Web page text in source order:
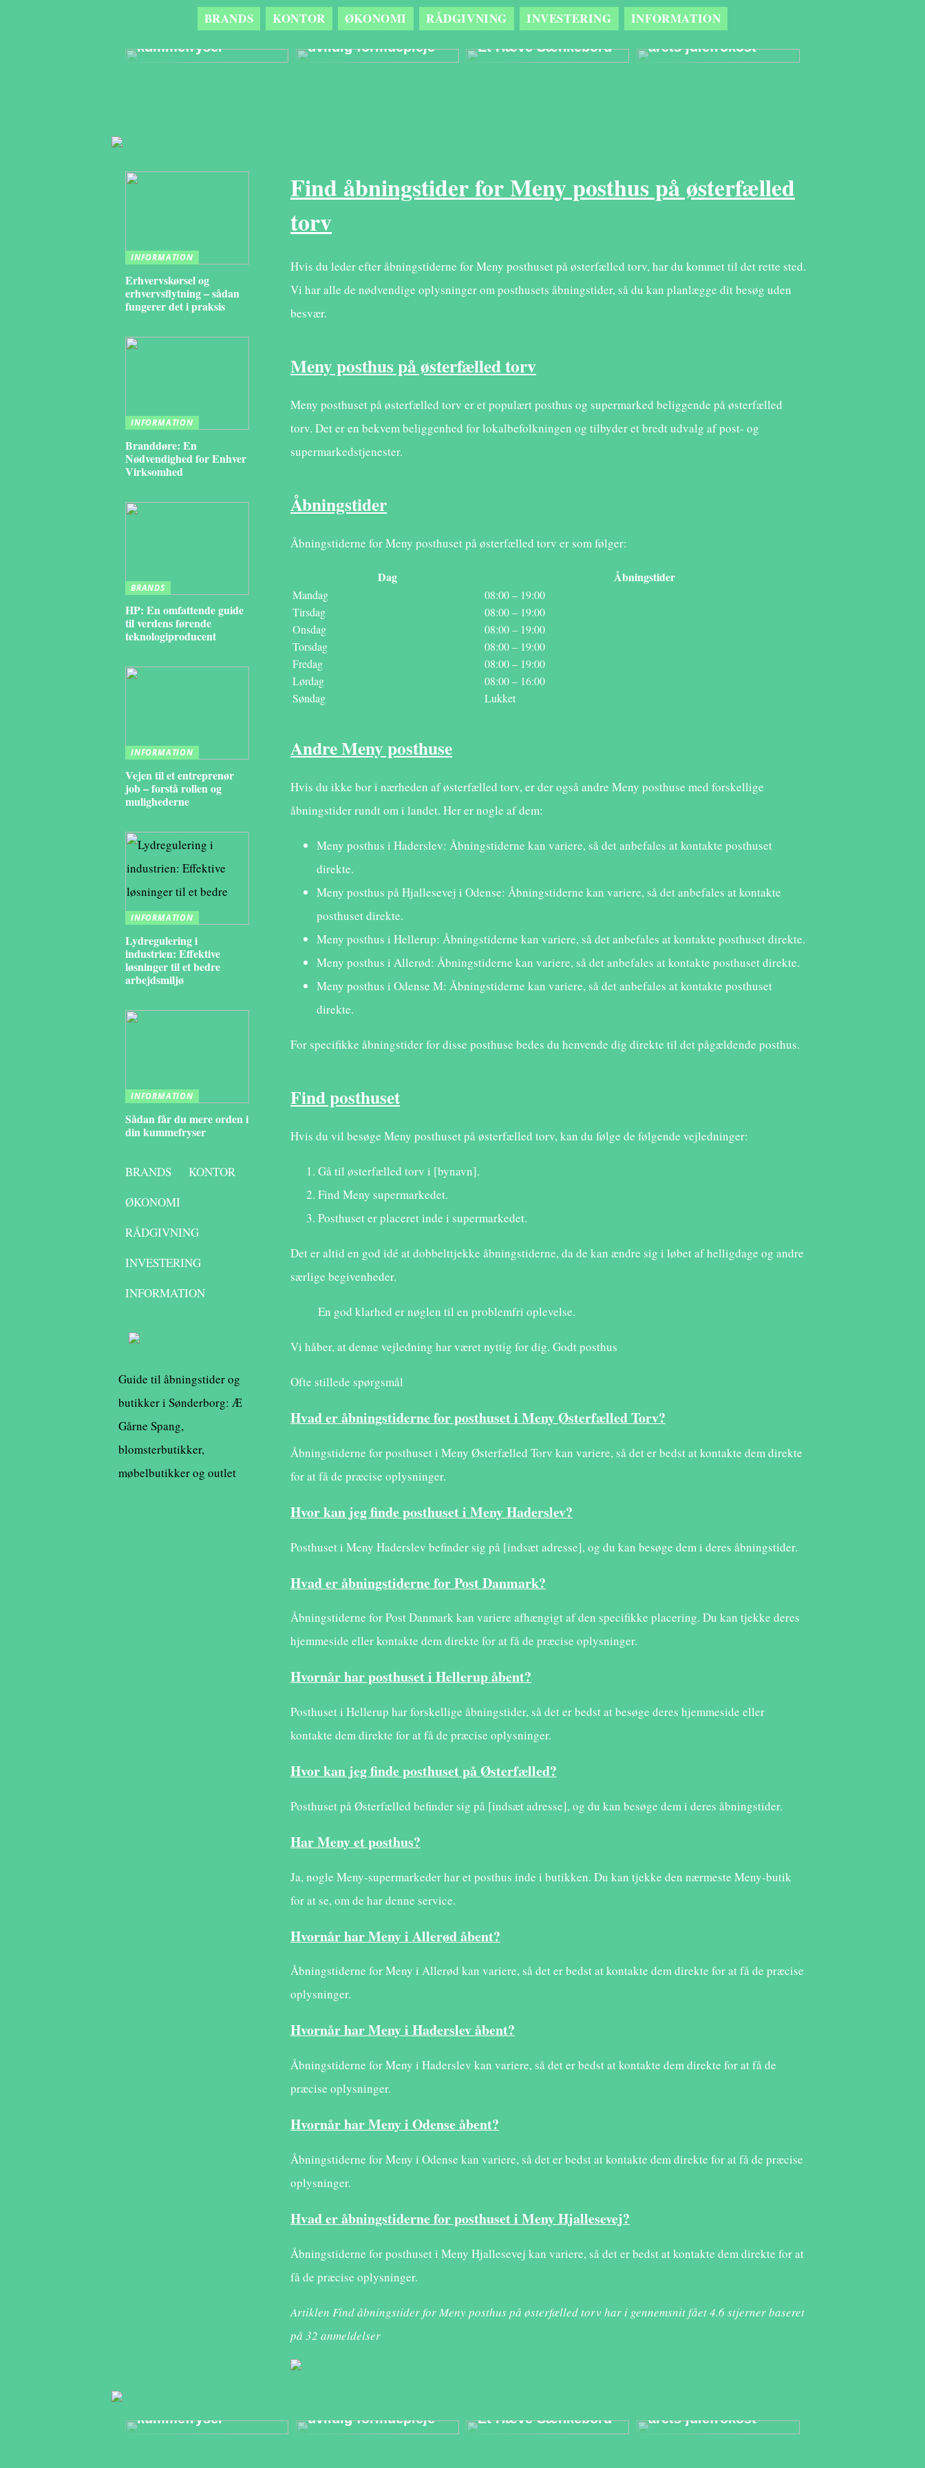
BRANDS KONTOR ØKONOMI RÅDGIVNING INVESTERING INFORMATION
Sådan får du mere
orden i din
kummefryser
Sådan kan det gavne
din opsparing med
uvildig formuepleje
Optimér
Arbejdsmiljøet Med
Et Hæve Sænkebord
Derfor er et
eventbureau den
bedste partner til
årets julefrokost
Find åbningstider for Meny posthus på østerfælled
torv
Hvis du leder efter åbningstiderne for Meny posthuset på østerfælled torv, har du kommet til det rette sted.
Vi har alle de nødvendige oplysninger om posthusets åbningstider, så du kan planlægge dit besøg uden
besvær.
Meny posthus på østerfælled torv
Meny posthuset på østerfælled torv er et populært posthus og supermarked beliggende på østerfælled
torv. Det er en bekvem beliggenhed for lokalbefolkningen og tilbyder et bredt udvalg af post- og
supermarkedstjenester.
Åbningstider
Åbningstiderne for Meny posthuset på østerfælled torv er som følger:
Dag Åbningstider
Mandag
08:00 – 19:00
Tirsdag
08:00 – 19:00
Onsdag
08:00 – 19:00
Torsdag
08:00 – 19:00
Fredag
08:00 – 19:00
Lørdag
08:00 – 16:00
Søndag
Lukket
Andre Meny posthuse
Hvis du ikke bor i nærheden af østerfælled torv, er der også andre Meny posthuse med forskellige
åbningstider rundt om i landet. Her er nogle af dem:
Meny posthus i Haderslev: Åbningstiderne kan variere, så det anbefales at kontakte posthuset
direkte.
Meny posthus på Hjallesevej i Odense: Åbningstiderne kan variere, så det anbefales at kontakte
posthuset direkte.
Meny posthus i Hellerup: Åbningstiderne kan variere, så det anbefales at kontakte posthuset direkte.
Meny posthus i Allerød: Åbningstiderne kan variere, så det anbefales at kontakte posthuset direkte.
Meny posthus i Odense M: Åbningstiderne kan variere, så det anbefales at kontakte posthuset
direkte.
For specifikke åbningstider for disse posthuse bedes du henvende dig direkte til det pågældende posthus.
Find posthuset
Hvis du vil besøge Meny posthuset på østerfælled torv, kan du følge de følgende vejledninger:
Gå til østerfælled torv i [bynavn].
Find Meny supermarkedet.
Posthuset er placeret inde i supermarkedet.
Det er altid en god idé at dobbelttjekke åbningstiderne, da de kan ændre sig i løbet af helligdage og andre
særlige begivenheder.
En god klarhed er nøglen til en problemfri oplevelse.
Vi håber, at denne vejledning har været nyttig for dig. Godt posthus
Ofte stillede spørgsmål
Hvad er åbningstiderne for posthuset i Meny Østerfælled Torv?
Åbningstiderne for posthuset i Meny Østerfælled Torv kan variere, så det er bedst at kontakte dem direkte
for at få de præcise oplysninger.
Hvor kan jeg finde posthuset i Meny Haderslev?
Posthuset i Meny Haderslev befinder sig på [indsæt adresse], og du kan besøge dem i deres åbningstider.
Hvad er åbningstiderne for Post Danmark?
Åbningstiderne for Post Danmark kan variere afhængigt af den specifikke placering. Du kan tjekke deres
hjemmeside eller kontakte dem direkte for at få de præcise oplysninger.
Hvornår har posthuset i Hellerup åbent?
Posthuset i Hellerup har forskellige åbningstider, så det er bedst at besøge deres hjemmeside eller
kontakte dem direkte for at få de præcise oplysninger.
Hvor kan jeg finde posthuset på Østerfælled?
Posthuset på Østerfælled befinder sig på [indsæt adresse], og du kan besøge dem i deres åbningstider.
Har Meny et posthus?
Ja, nogle Meny-supermarkeder har et posthus inde i butikken. Du kan tjekke den nærmeste Meny-butik
for at se, om de har denne service.
Hvornår har Meny i Allerød åbent?
Åbningstiderne for Meny i Allerød kan variere, så det er bedst at kontakte dem direkte for at få de præcise
oplysninger.
Hvornår har Meny i Haderslev åbent?
Åbningstiderne for Meny i Haderslev kan variere, så det er bedst at kontakte dem direkte for at få de
præcise oplysninger.
Hvornår har Meny i Odense åbent?
Åbningstiderne for Meny i Odense kan variere, så det er bedst at kontakte dem direkte for at få de præcise
oplysninger.
Hvad er åbningstiderne for posthuset i Meny Hjallesevej?
Åbningstiderne for posthuset i Meny Hjallesevej kan variere, så det er bedst at kontakte dem direkte for at
få de præcise oplysninger.
Artiklen Find åbningstider for Meny posthus på østerfælled torv har i gennemsnit fået4.6stjerner baseret
på 32 anmeldelser
INFORMATION
Erhvervskørsel og
erhvervsflytning – sådan
fungerer det i praksis
INFORMATION
Branddøre: En
Nødvendighed for Enhver
Virksomhed
BRANDS
HP: En omfattende guide
til verdens førende
teknologiproducent
INFORMATION
Vejen til et entreprenør
job – forstå rollen og
mulighederne
INFORMATION
Lydregulering i
industrien: Effektive
løsninger til et bedre
arbejdsmiljø
INFORMATION
Sådan får du mere orden i
din kummefryser
BRANDS
KONTOR
ØKONOMI
RÅDGIVNING
INVESTERING
INFORMATION
Guide til åbningstider og
butikker i Sønderborg: Æ
Gårne Spang,
blomsterbutikker,
møbelbutikker og outlet
kummefryser
uvildig formuepleje
Et Hæve Sænkebord
årets julefrokost